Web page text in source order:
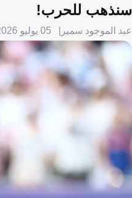
سنذهب للحرب!
عبد الموجود سمير 05 يوليو 2026